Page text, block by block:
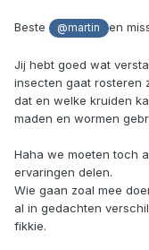
Beste @martin en
Jij hebt goed wat
insecten gaat rosteren
dat en welke kruiden
maden en wormen
Haha we moeten toch
ervaringen delen.
Wie gaan zoal mee
al in gedachten
fikkie.